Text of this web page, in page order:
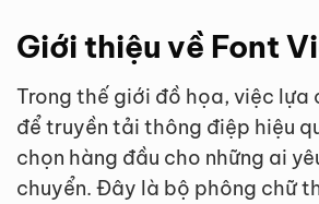
Giới thiệu về Font
Trong thế giới đồ họa, việc lựa
để truyền tải thông điệp hiệu
chọn hàng đầu cho những ai
chuyển. Đây là bộ phông chữ